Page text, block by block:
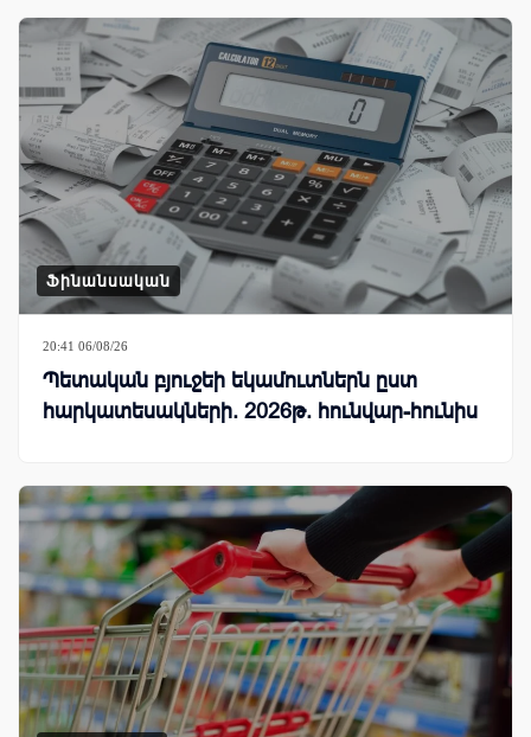
Ֆինանսական
20:41 06/08/26
Պետական բյուջեի եկամուտներն ըստ
հարկատեսակների. 2026թ. հունվար-հունիս